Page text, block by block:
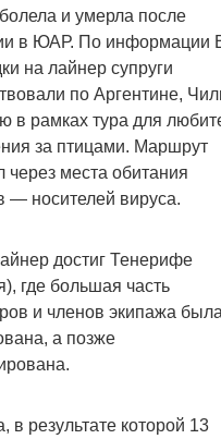
и умерла после
в ЮАР. По информации
на лайнер супруги
по Аргентине,
в рамках тура для
за птицами. Маршрут
через места обитания
— носителей вируса.
достиг Тенерифе
где большая часть
и членов экипажа была
а позже
в результате которой 13